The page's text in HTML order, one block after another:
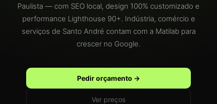
Paulista — com SEO local, design 100% customizado e
performance Lighthouse 90+. Indústria, comércio e
serviços de Santo André contam com a Matilab para
crescer no Google.
Pedir orçamento →
Ver preços